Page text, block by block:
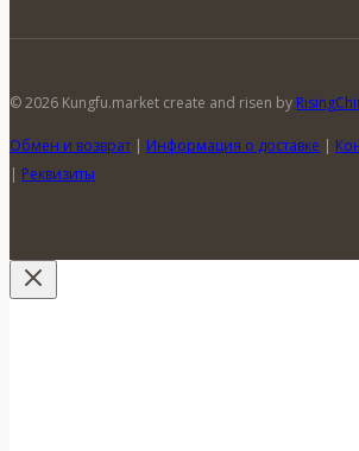
© 2026 Kungfu.market create and risen by
Обмен и возврат | Информация о доставке |
| Реквизиты